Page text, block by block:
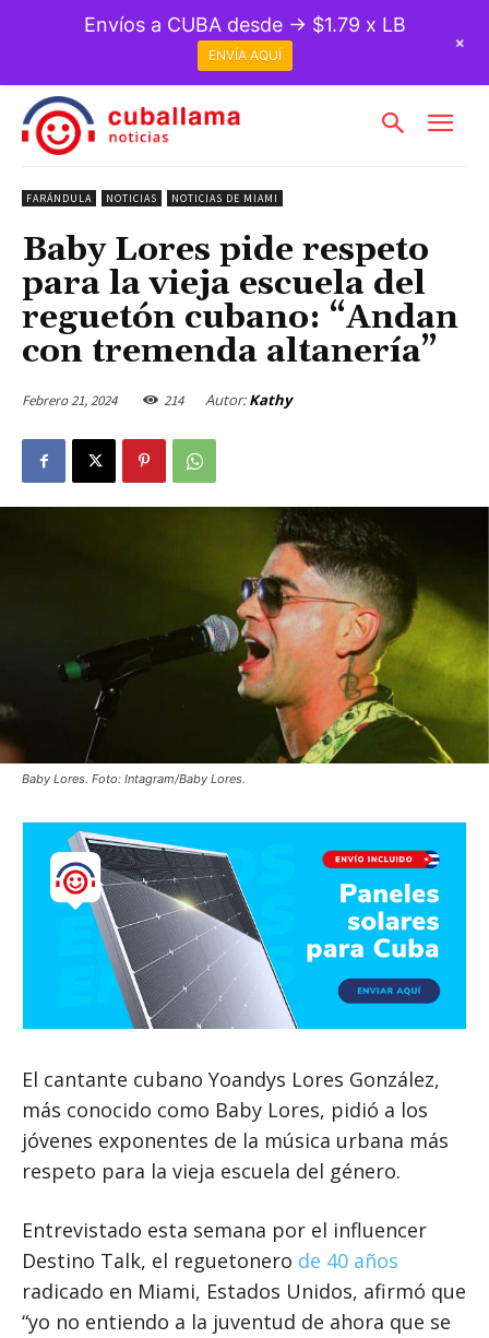
FARÁNDULA NOTICIAS NOTICIAS DE MIAMI
Baby Lores pide respeto
para la vieja escuela del
reguetón cubano: “Andan
con tremenda altanería”
Febrero 21, 2024 214 Autor: Kathy
Baby Lores. Foto: Intagram/Baby Lores.
El cantante cubano Yoandys Lores González,
más conocido como Baby Lores, pidió a los
jóvenes exponentes de la música urbana más
respeto para la vieja escuela del género.
Entrevistado esta semana por el influencer
Destino Talk, el reguetonero de 40 años
radicado en Miami, Estados Unidos, afirmó que
“yo no entiendo a la juventud de ahora que se
Envíos a CUBA desde → $1.79 x LB
ENVÍA AQUÍ
+